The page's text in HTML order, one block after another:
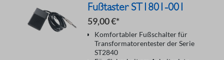
Fußtaster ST1801-001
59,00 €*
Komfortabler Fußschalter für
Transformatorentester der Serie
ST2840